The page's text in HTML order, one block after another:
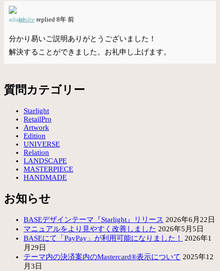
adulte replied 8年 前
分かり易いご説明ありがとうございました！
解決することができました。お礼申し上げます。
質問カテゴリー
Starlight
RetailPro
Artwork
Edition
UNIVERSE
Relation
LANDSCAPE
MASTERPIECE
HANDMADE
お知らせ
BASEデザインテーマ『Starlight』リリース 2026年6月22日
マニュアルをより見やすく改善しました 2026年5月5日
BASEにて「PayPay」が利用可能になりました！
2026年1
月29日
テーマ内の決済案内のMastercard®表示について 2025年12
月3日